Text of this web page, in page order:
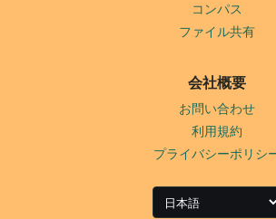
コンパス
ファイル共有
会社概要
お問い合わせ
利用規約
プライバシーポリシ